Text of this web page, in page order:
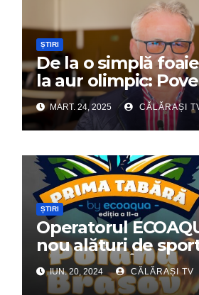
ȘTIRI
De la o simplă
la aur olimpic:
Dumitru Chirilă
MART. 24, 2025 CĂLĂRAȘI
ȘTIRI
Operatorul
nou alături de
călărășeni. Începe
Tabără”!
IUN. 20, 2024 CĂLĂRAȘI TV